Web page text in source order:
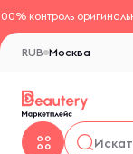
контроль
Москва
RUB